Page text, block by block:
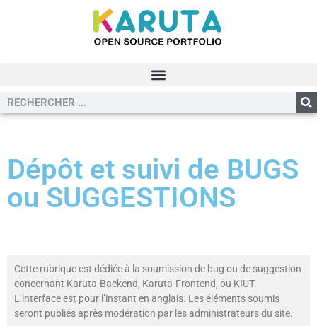
Dépôt et suivi de BUGS
ou SUGGESTIONS
Cette rubrique est dédiée à la soumission de bug ou de suggestion
concernant Karuta-Backend, Karuta-Frontend, ou KIUT.
L’interface est pour l’instant en anglais. Les éléments soumis
seront publiés après modération par les administrateurs du site.